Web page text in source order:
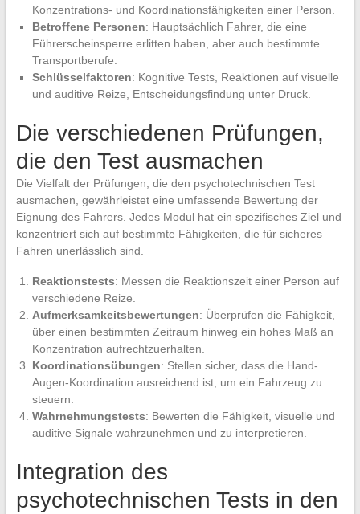
Konzentrations- und Koordinationsfähigkeiten einer Person.
Betroffene Personen: Hauptsächlich Fahrer, die eine
Führerscheinsperre erlitten haben, aber auch bestimmte
Transportberufe.
Schlüsselfaktoren: Kognitive Tests, Reaktionen auf visuelle
und auditive Reize, Entscheidungsfindung unter Druck.
Die verschiedenen Prüfungen,
die den Test ausmachen
Die Vielfalt der Prüfungen, die den psychotechnischen Test
ausmachen, gewährleistet eine umfassende Bewertung der
Eignung des Fahrers. Jedes Modul hat ein spezifisches Ziel und
konzentriert sich auf bestimmte Fähigkeiten, die für sicheres
Fahren unerlässlich sind.
Reaktionstests: Messen die Reaktionszeit einer Person auf
verschiedene Reize.
Aufmerksamkeitsbewertungen: Überprüfen die Fähigkeit,
über einen bestimmten Zeitraum hinweg ein hohes Maß an
Konzentration aufrechtzuerhalten.
Koordinationsübungen: Stellen sicher, dass die Hand-
Augen-Koordination ausreichend ist, um ein Fahrzeug zu
steuern.
Wahrnehmungstests: Bewerten die Fähigkeit, visuelle und
auditive Signale wahrzunehmen und zu interpretieren.
Integration des
psychotechnischen Tests in den